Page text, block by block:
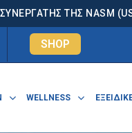
ΤΗΣ NASM
SHOP
WELLNESS